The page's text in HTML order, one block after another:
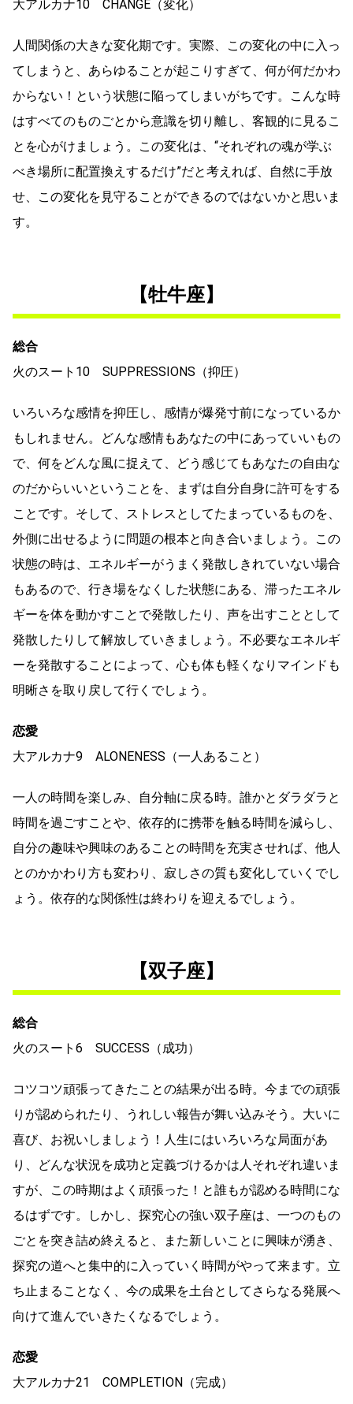
大アルカナ10 CHANGE（変化）
人間関係の大きな変化期です。実際、この変化の中に入っ
てしまうと、あらゆることが起こりすぎて、何が何だかわ
からない！という状態に陥ってしまいがちです。こんな時
はすべてのものごとから意識を切り離し、客観的に見るこ
とを心がけましょう。この変化は、“それぞれの魂が学ぶ
べき場所に配置換えするだけ”だと考えれば、自然に手放
せ、この変化を見守ることができるのではないかと思いま
す。
【牡牛座】
総合
火のスート10 SUPPRESSIONS（抑圧）
いろいろな感情を抑圧し、感情が爆発寸前になっているか
もしれません。どんな感情もあなたの中にあっていいもの
で、何をどんな風に捉えて、どう感じてもあなたの自由な
のだからいいということを、まずは自分自身に許可をする
ことです。そして、ストレスとしてたまっているものを、
外側に出せるように問題の根本と向き合いましょう。この
状態の時は、エネルギーがうまく発散しきれていない場合
もあるので、行き場をなくした状態にある、滞ったエネル
ギーを体を動かすことで発散したり、声を出すこととして
発散したりして解放していきましょう。不必要なエネルギ
ーを発散することによって、心も体も軽くなりマインドも
明晰さを取り戻して行くでしょう。
恋愛
大アルカナ9 ALONENESS（一人あること）
一人の時間を楽しみ、自分軸に戻る時。誰かとダラダラと
時間を過ごすことや、依存的に携帯を触る時間を減らし、
自分の趣味や興味のあることの時間を充実させれば、他人
とのかかわり方も変わり、寂しさの質も変化していくでし
ょう。依存的な関係性は終わりを迎えるでしょう。
【双子座】
総合
火のスート6 SUCCESS（成功）
コツコツ頑張ってきたことの結果が出る時。今までの頑張
りが認められたり、うれしい報告が舞い込みそう。大いに
喜び、お祝いしましょう！人生にはいろいろな局面があ
り、どんな状況を成功と定義づけるかは人それぞれ違いま
すが、この時期はよく頑張った！と誰もが認める時間にな
るはずです。しかし、探究心の強い双子座は、一つのもの
ごとを突き詰め終えると、また新しいことに興味が湧き、
探究の道へと集中的に入っていく時間がやって来ます。立
ち止まることなく、今の成果を土台としてさらなる発展へ
向けて進んでいきたくなるでしょう。
恋愛
大アルカナ21 COMPLETION（完成）